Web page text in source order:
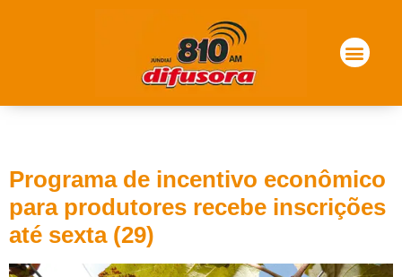
Programa de incentivo econômico
para produtores recebe inscrições
até sexta (29)